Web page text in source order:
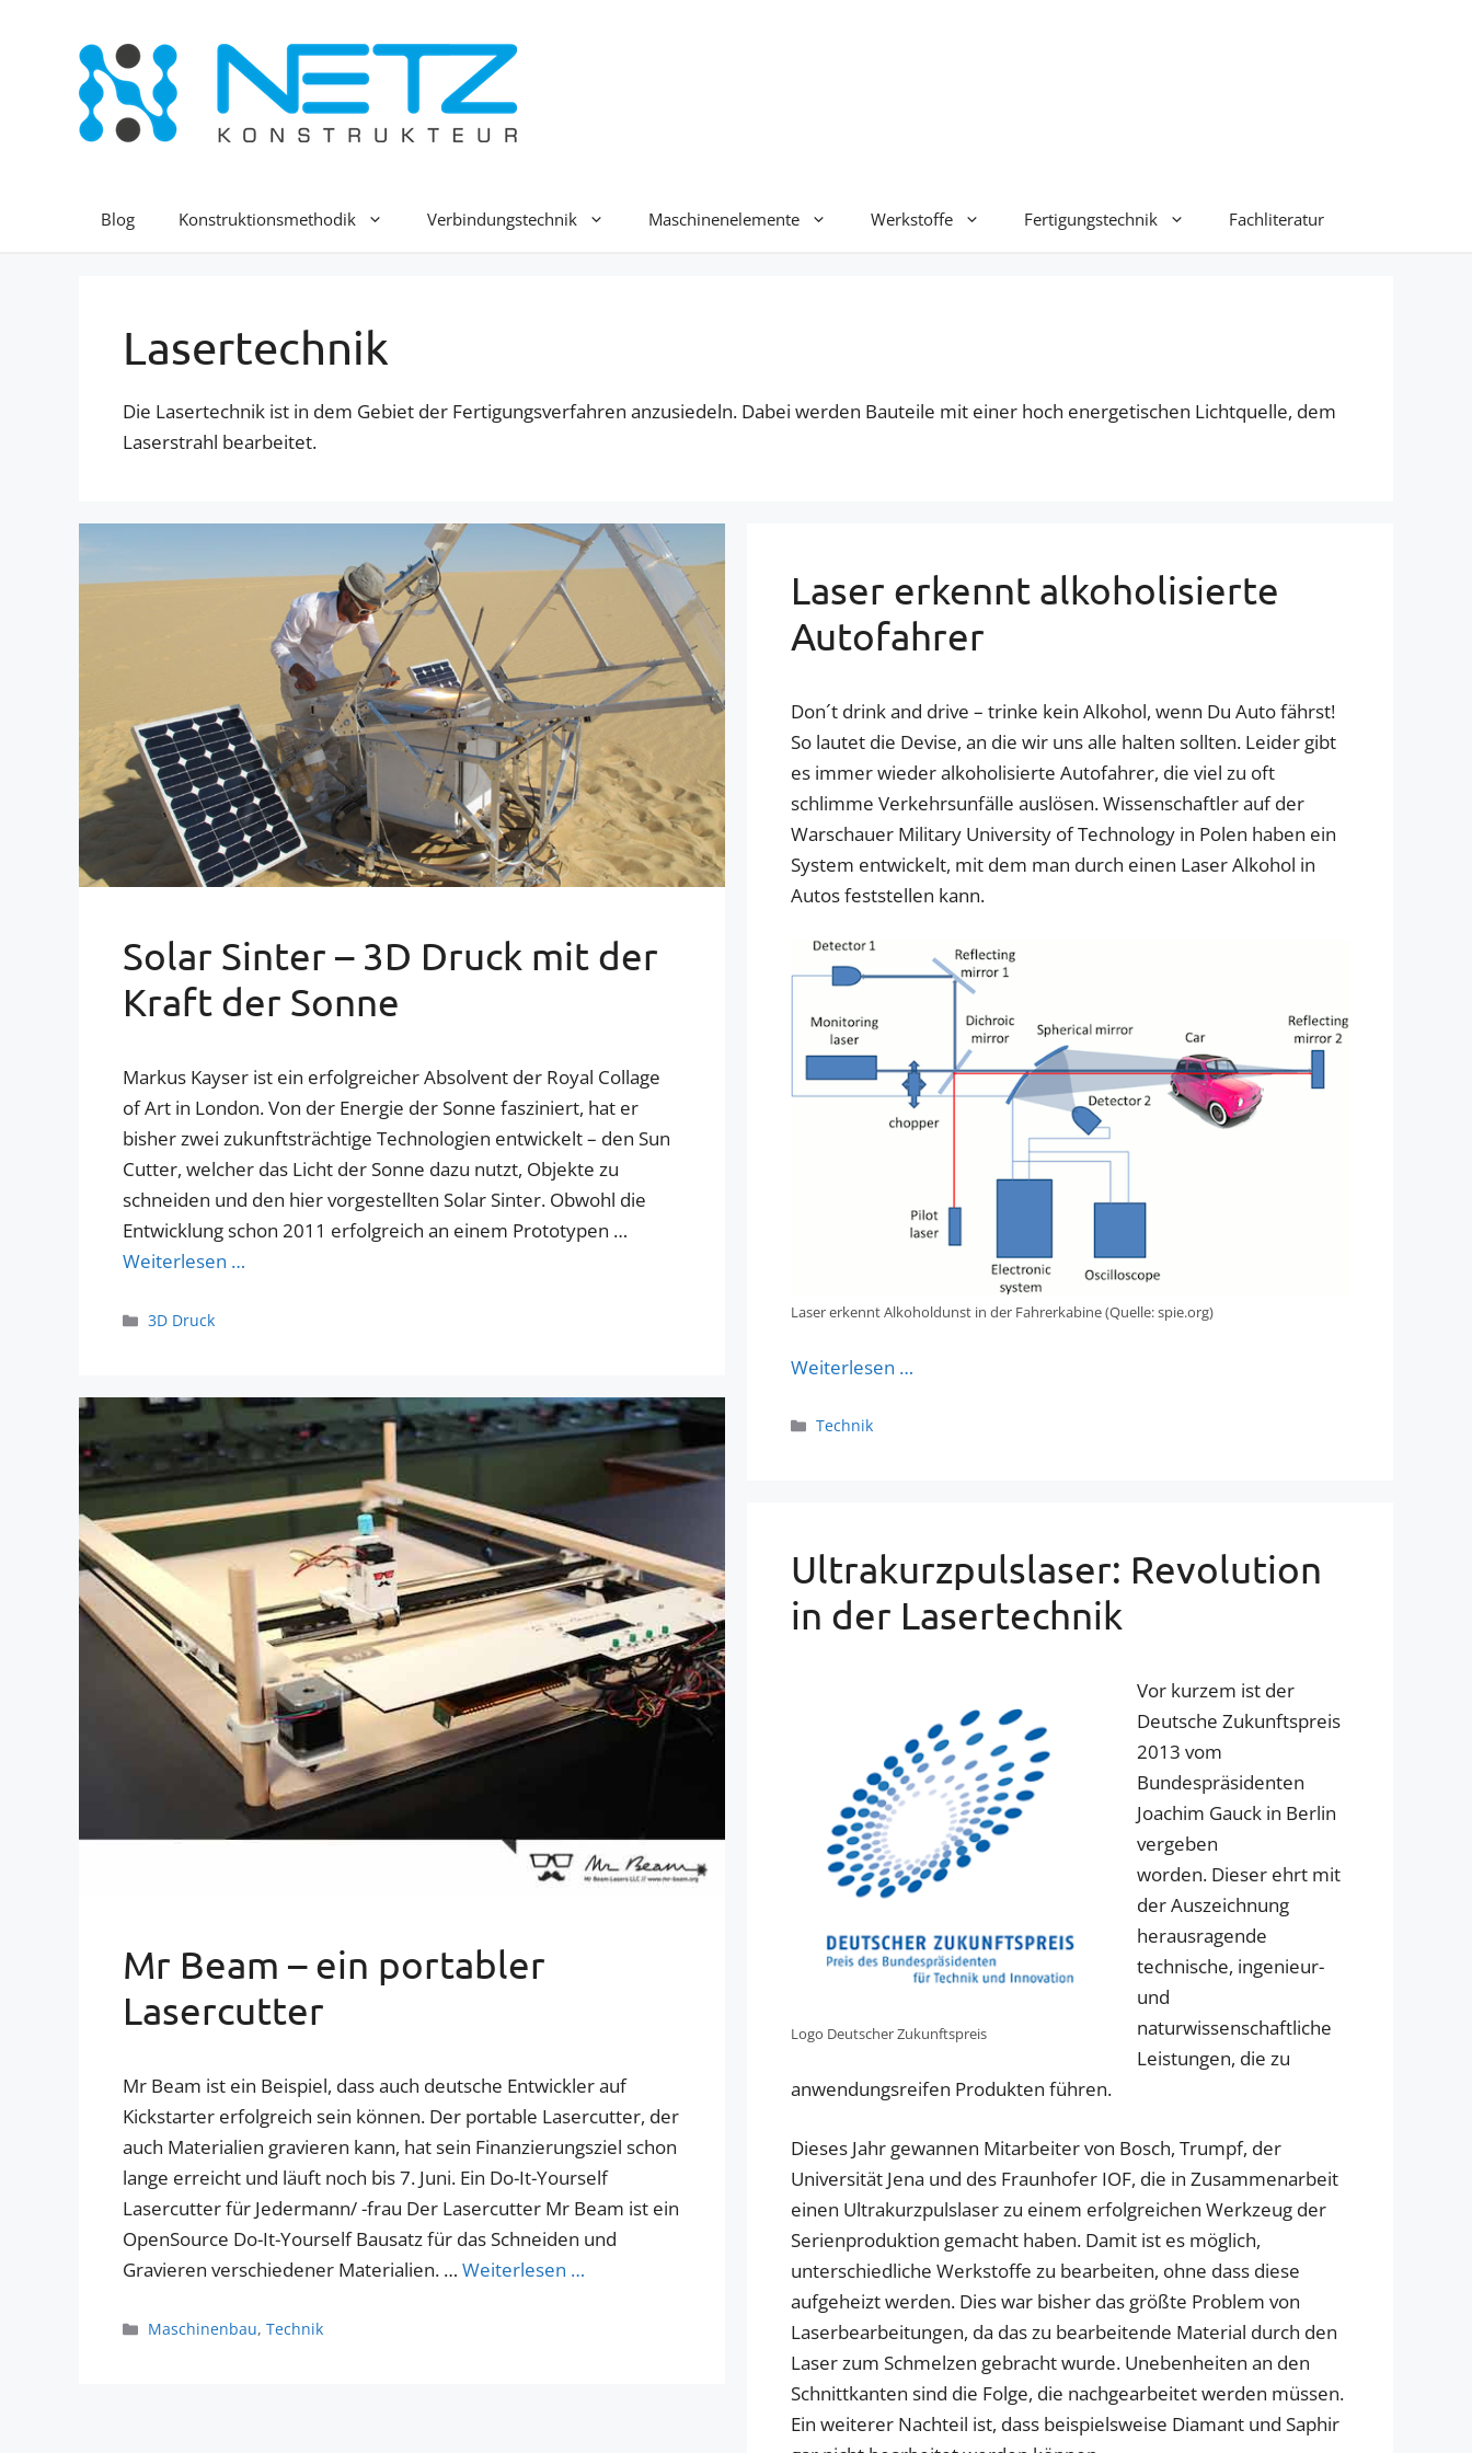
Blog Konstruktionsmethodik Verbindungstechnik Maschinenelemente Werkstoffe Fertigungstechnik Fachliteratur
Lasertechnik
Die Lasertechnik ist in dem Gebiet der Fertigungsverfahren anzusiedeln. Dabei werden Bauteile mit einer hoch energetischen Lichtquelle, dem
Laserstrahl bearbeitet.
Solar Sinter – 3D Druck mit der
Kraft der Sonne
Markus Kayser ist ein erfolgreicher Absolvent der Royal Collage
of Art in London. Von der Energie der Sonne fasziniert, hat er
bisher zwei zukunftsträchtige Technologien entwickelt – den Sun
Cutter, welcher das Licht der Sonne dazu nutzt, Objekte zu
schneiden und den hier vorgestellten Solar Sinter. Obwohl die
Entwicklung schon 2011 erfolgreich an einem Prototypen …
Weiterlesen …
Kategorien
3D Druck
Laser erkennt alkoholisierte
Autofahrer
Don´t drink and drive – trinke kein Alkohol, wenn Du Auto fährst!
So lautet die Devise, an die wir uns alle halten sollten. Leider gibt
es immer wieder alkoholisierte Autofahrer, die viel zu oft
schlimme Verkehrsunfälle auslösen. Wissenschaftler auf der
Warschauer Military University of Technology in Polen haben ein
System entwickelt, mit dem man durch einen Laser Alkohol in
Autos feststellen kann.
Laser erkennt Alkoholdunst in der Fahrerkabine (Quelle: spie.org)
Weiterlesen …
Kategorien
Technik
Mr Beam – ein portabler
Lasercutter
Mr Beam ist ein Beispiel, dass auch deutsche Entwickler auf
Kickstarter erfolgreich sein können. Der portable Lasercutter, der
auch Materialien gravieren kann, hat sein Finanzierungsziel schon
lange erreicht und läuft noch bis 7. Juni. Ein Do-It-Yourself
Lasercutter für Jedermann/ -frau Der Lasercutter Mr Beam ist ein
OpenSource Do-It-Yourself Bausatz für das Schneiden und
Gravieren verschiedener Materialien. … Weiterlesen …
Kategorien
Maschinenbau,Technik
Ultrakurzpulslaser: Revolution
in der Lasertechnik
Logo Deutscher Zukunftspreis
Vor kurzem ist der
Deutsche Zukunftspreis
2013 vom
Bundespräsidenten
Joachim Gauck in Berlin
vergeben
worden. Dieser ehrt mit
der Auszeichnung
herausragende
technische, ingenieur-
und
naturwissenschaftliche
Leistungen, die zu
anwendungsreifen Produkten führen.
Dieses Jahr gewannen Mitarbeiter von Bosch, Trumpf, der
Universität Jena und des Fraunhofer IOF, die in Zusammenarbeit
einen Ultrakurzpulslaser zu einem erfolgreichen Werkzeug der
Serienproduktion gemacht haben. Damit ist es möglich,
unterschiedliche Werkstoffe zu bearbeiten, ohne dass diese
aufgeheizt werden. Dies war bisher das größte Problem von
Laserbearbeitungen, da das zu bearbeitende Material durch den
Laser zum Schmelzen gebracht wurde. Unebenheiten an den
Schnittkanten sind die Folge, die nachgearbeitet werden müssen.
Ein weiterer Nachteil ist, dass beispielsweise Diamant und Saphir